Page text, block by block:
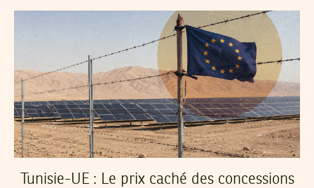
Tunisie-UE : Le prix caché des concessions